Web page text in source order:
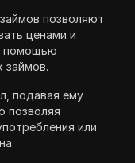
позволяют
ценами и
помощью
займов.
подавая ему
позволяя
или